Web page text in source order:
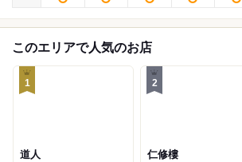
このエリアで人気のお店
1
道人
2
仁修樓